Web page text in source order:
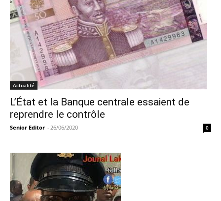
Actualité
L’État et la Banque centrale essaient de
reprendre le contrôle
Senior Editor - 26/06/2020 0